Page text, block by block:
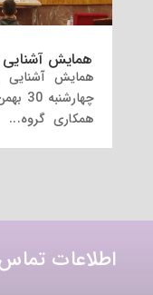
همایش
همایش آشنایی
همکاری گروه...
اطلاعات